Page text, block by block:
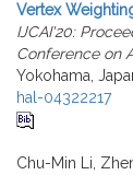
Vertex
IJCAI'20:
Conference on
Yokohama,
hal-04322217
Chu-Min Li,